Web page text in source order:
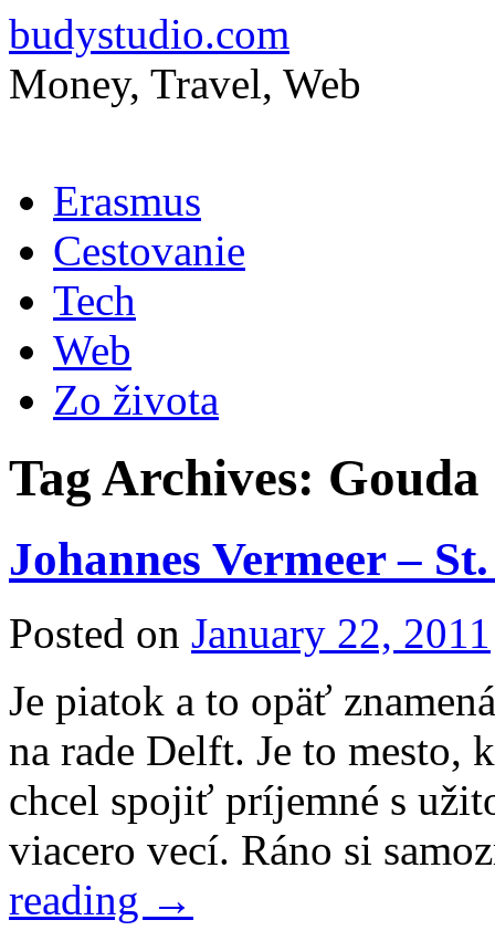
budystudio.com
Money, Travel, Web
to
contentErasmus
Cestovanie
Tech
Web
Zo života
Tag Archives: Gouda
Johannes Vermeer –
Posted on January 22, 2011
Je piatok a to opäť
na rade Delft. Je to mesto,
chcel spojiť príjemné s
viacero vecí. Ráno si
reading →